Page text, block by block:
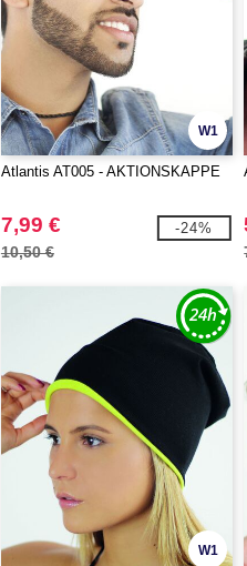
W1
Atlantis AT005 - AKTIONSKAPPE
7,99 €
10,50 €
-24%
W1